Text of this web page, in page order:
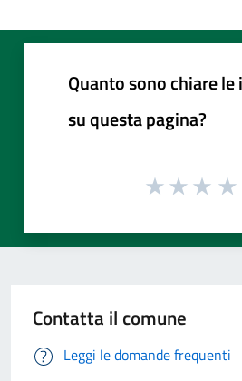
Quanto sono chiare
su questa pagina?
Contatta il comune
Leggi le domande frequenti